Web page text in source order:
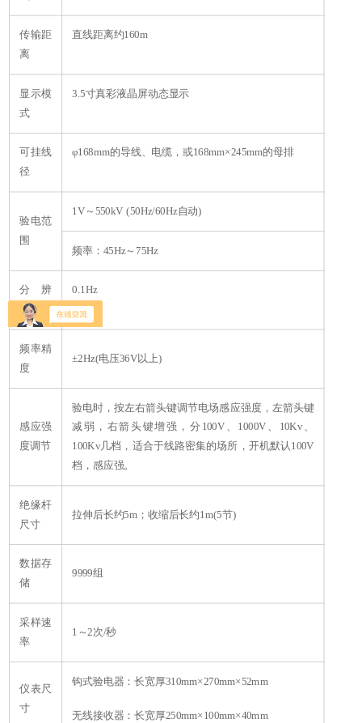
传输距
离
直线距离约160m
显示模
式
3.5寸真彩液晶屏动态显示
可挂线
径
φ168mm的导线、电缆，或168mm×245mm的母排
验电范
围
1V～550kV (50Hz/60Hz自动)
频率：45Hz～75Hz
分 辨
力
0.1Hz
频率精
度
±2Hz(电压36V以上)
感应强
度调节
验电时，按左右箭头键调节电场感应强度，左箭头键
减弱，右箭头键增强，分100V、1000V、10Kv、
100Kv几档，适合于线路密集的场所，开机默认100V
档，感应强。
绝缘杆
尺寸
拉伸后长约5m；收缩后长约1m(5节)
数据存
储
9999组
采样速
率
1 ～2次/秒
仪表尺
寸
钩式验电器：长宽厚310mm×270mm×52mm
无线接收器：长宽厚250mm×100mm×40mm